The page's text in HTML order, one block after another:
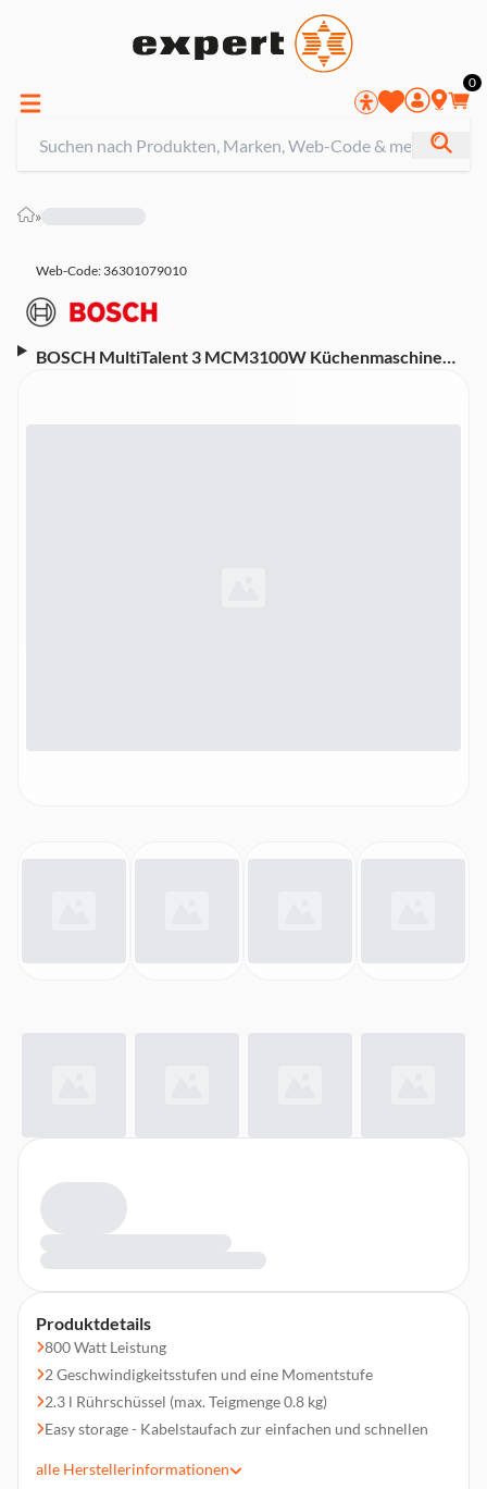
0
»
Web-Code: 36301079010
BOSCH MultiTalent 3 MCM3100W Küchenmaschine
Wendescheibe, Stopfer, Universalmesser,
Produktdetails
800 Watt Leistung
2 Geschwindigkeitsstufen und eine Momentstufe
2.3 l Rührschüssel (max. Teigmenge 0.8 kg)
Easy storage - Kabelstaufach zur einfachen und schnellen
Schneid-Raspel-Wendescheibe Edelstahl, Schlagscheibe für
alle Herstellerinformationen